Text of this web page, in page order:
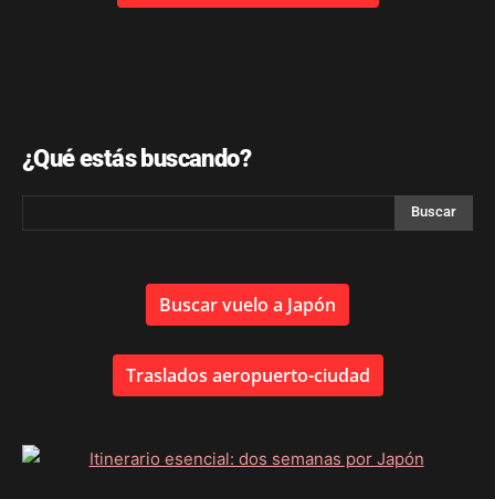
¿Qué estás buscando?
Buscar vuelo a Japón
Traslados aeropuerto-ciudad